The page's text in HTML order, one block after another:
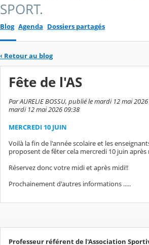
SPORT.
Blog Agenda Dossiers partagés
‹ Retour au blog
Fête de l'AS
Par AURELIE BOSSU, publié le mardi 12 mai
mardi 12 mai 2026 09:38
MERCREDI 10 JUIN
Voilà la fin de l'année scolaire et les
proposent de fêter cela mercredi 10 juin après
Réservez donc votre midi et après midi!!
Prochainement d'autres informations .....
Professeur référent de l'Association